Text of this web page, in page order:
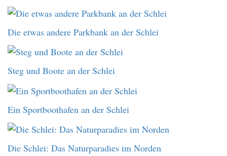
Die etwas andere Parkbank an der Schlei
Steg und Boote an der Schlei
Ein Sportboothafen an der Schlei
Die Schlei: Das Naturparadies im Norden